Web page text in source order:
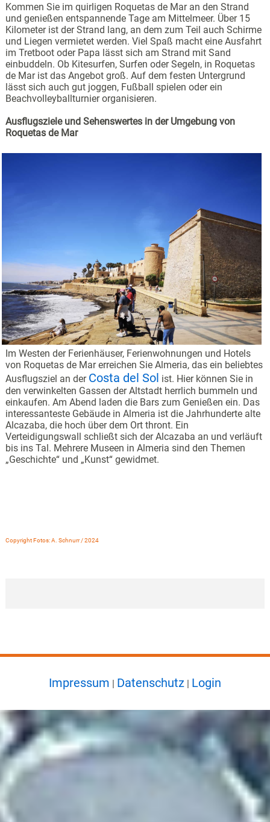
Kommen Sie im quirligen Roquetas de Mar an den Strand
und genießen entspannende Tage am Mittelmeer. Über 15
Kilometer ist der Strand lang, an dem zum Teil auch Schirme
und Liegen vermietet werden. Viel Spaß macht eine Ausfahrt
im Tretboot oder Papa lässt sich am Strand mit Sand
einbuddeln. Ob Kitesurfen, Surfen oder Segeln, in Roquetas
de Mar ist das Angebot groß. Auf dem festen Untergrund
lässt sich auch gut joggen, Fußball spielen oder ein
Beachvolleyballturnier organisieren.
Ausflugsziele und Sehenswertes in der Umgebung von
Roquetas de Mar
Im Westen der Ferienhäuser, Ferienwohnungen und Hotels
von Roquetas de Mar erreichen Sie Almeria, das ein beliebtes
Ausflugsziel an der Costa del Sol ist. Hier können Sie in
den verwinkelten Gassen der Altstadt herrlich bummeln und
einkaufen. Am Abend laden die Bars zum Genießen ein. Das
interessanteste Gebäude in Almeria ist die Jahrhunderte alte
Alcazaba, die hoch über dem Ort thront. Ein
Verteidigungswall schließt sich der Alcazaba an und verläuft
bis ins Tal. Mehrere Museen in Almeria sind den Themen
„Geschichte“ und „Kunst“ gewidmet.
Copyright Fotos: A. Schnurr / 2024
Impressum | Datenschutz | Login